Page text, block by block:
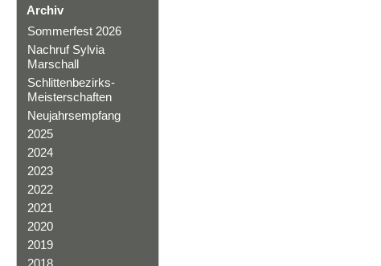
Archiv
Sommerfest 2026
Nachruf Sylvia
Marschall
Schlittenbezirks-
Meisterschaften
Neujahrsempfang
2025
2024
2023
2022
2021
2020
2019
2018